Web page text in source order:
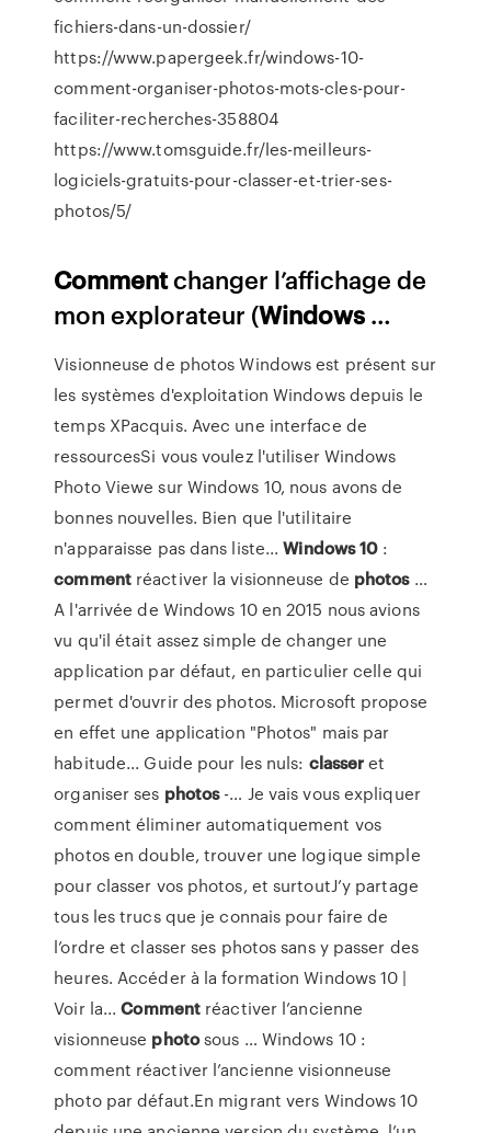
fichiers-dans-un-dossier/
https://www.papergeek.fr/windows-10-
comment-organiser-photos-mots-cles-pour-
faciliter-recherches-358804
https://www.tomsguide.fr/les-meilleurs-
logiciels-gratuits-pour-classer-et-trier-ses-
photos/5/
Commentchanger l’affichage de
mon explorateur (Windows …
Visionneuse de photos Windows est présent sur
les systèmes d'exploitation Windows depuis le
temps XPacquis. Avec une interface de
ressourcesSi vous voulez l'utiliser Windows
Photo Viewe sur Windows 10, nous avons de
bonnes nouvelles. Bien que l'utilitaire
n'apparaisse pas dans liste...Windows10 :
commentréactiver la visionneuse de photos…
A l'arrivée de Windows 10 en 2015 nous avions
vu qu'il était assez simple de changer une
application par défaut, en particulier celle qui
permet d'ouvrir des photos. Microsoft propose
en effet une application "Photos" mais par
habitude... Guide pour les nuls: classeret
organiser ses photos-… Je vais vous expliquer
comment éliminer automatiquement vos
photos en double, trouver une logique simple
pour classer vos photos, et surtoutJ’y partage
tous les trucs que je connais pour faire de
l’ordre et classer ses photos sans y passer des
heures. Accéder à la formation Windows 10 |
Voir la...Comment réactiver l’ancienne
visionneuse photosous … Windows 10 :
comment réactiver l’ancienne visionneuse
photo par défaut.En migrant vers Windows 10